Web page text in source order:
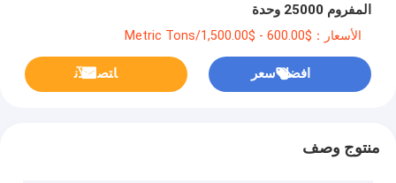
المفروم 25000 وحدة
الأسعار：$600.00 - $1,500.00/Metric Tons
افضل سعر ﺎﺘﺼﻟ ﺍﻶﻧ
منتوج وصف